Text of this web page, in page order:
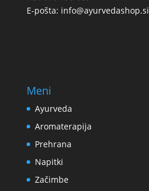
E-pošta: info@ayurvedashop.si
Meni
Ayurveda
Aromaterapija
Prehrana
Napitki
Začimbe